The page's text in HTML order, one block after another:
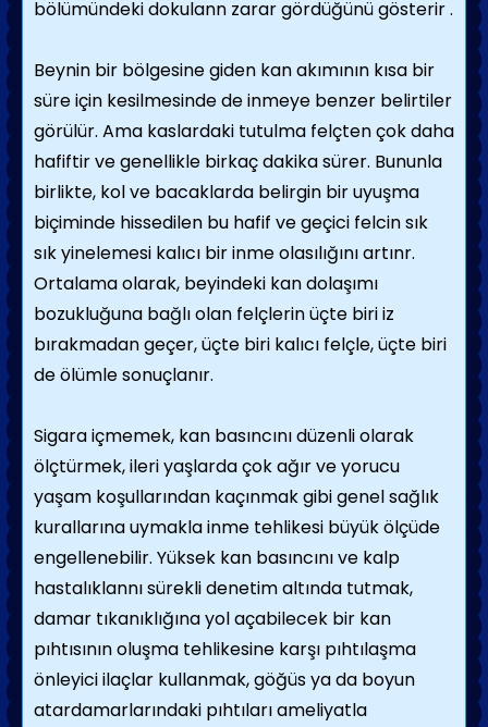
bölümündeki dokulann zarar gördüğünü gösterir .
Beynin bir bölgesine giden kan akımının kısa bir
süre için kesilmesinde de inmeye benzer belirtiler
görülür. Ama kaslardaki tutulma felçten çok daha
hafiftir ve genellikle birkaç dakika sürer. Bununla
birlikte, kol ve bacaklarda belirgin bir uyuşma
biçiminde hissedilen bu hafif ve geçici felcin sık
sık yinelemesi kalıcı bir inme olasılığını artınr.
Ortalama olarak, beyindeki kan dolaşımı
bozukluğuna bağlı olan felçlerin üçte biri iz
bırakmadan geçer, üçte biri kalıcı felçle, üçte biri
de ölümle sonuçlanır.
Sigara içmemek, kan basıncını düzenli olarak
ölçtürmek, ileri yaşlarda çok ağır ve yorucu
yaşam koşullarından kaçınmak gibi genel sağlık
kurallarına uymakla inme tehli­kesi büyük ölçüde
engellenebilir. Yüksek kan basıncını ve kalp
hastalıklannı sürekli dene­tim altında tutmak,
damar tıkanıklığına yol açabilecek bir kan
pıhtısının oluşma tehlikesi­ne karşı pıhtılaşma
önleyici ilaçlar kullanmak, göğüs ya da boyun
atardamarlarındaki pıhtı­ları ameliyatla